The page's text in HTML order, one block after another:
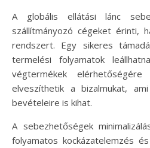
A globális ellátási lánc
szállítmányozó cégeket érinti,
rendszert. Egy sikeres
termelési folyamatok
végtermékek
elveszíthetik a bizalmukat,
bevételeire is kihat.
A sebezhetőségek
folyamatos kockázatelemzés